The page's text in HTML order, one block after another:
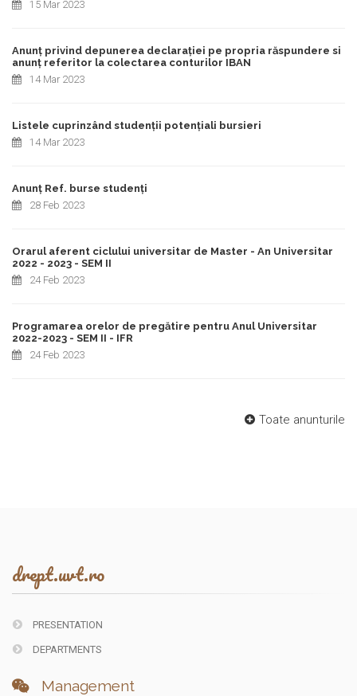
15 Mar 2023
Anunț privind depunerea declarației pe propria răspundere si
anunț referitor la colectarea conturilor IBAN
14 Mar 2023
Listele cuprinzând studenții potențiali bursieri
14 Mar 2023
Anunț Ref. burse studenți
28 Feb 2023
Orarul aferent ciclului universitar de Master - An Universitar
2022 - 2023 - SEM II
24 Feb 2023
Programarea orelor de pregătire pentru Anul Universitar
2022-2023 - SEM II - IFR
24 Feb 2023
Toate anunturile
drept.uvt.ro
PRESENTATION
DEPARTMENTS
Management